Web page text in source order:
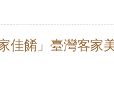
佳餚」臺灣客家